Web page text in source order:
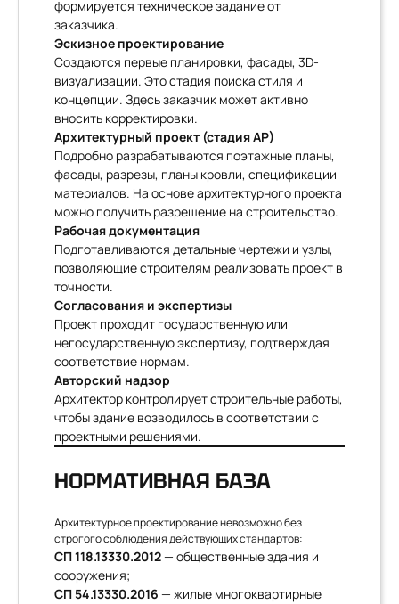
формируется техническое задание от
заказчика.
Эскизное проектирование
Создаются первые планировки, фасады, 3D-
визуализации. Это стадия поиска стиля и
концепции. Здесь заказчик может активно
вносить корректировки.
Архитектурный проект (стадия АР)
Подробно разрабатываются поэтажные планы,
фасады, разрезы, планы кровли, спецификации
материалов. На основе архитектурного проекта
можно получить разрешение на строительство.
Рабочая документация
Подготавливаются детальные чертежи и узлы,
позволяющие строителям реализовать проект в
точности.
Согласования и экспертизы
Проект проходит государственную или
негосударственную экспертизу, подтверждая
соответствие нормам.
Авторский надзор
Архитектор контролирует строительные работы,
чтобы здание возводилось в соответствии с
проектными решениями.
НОРМАТИВНАЯ БАЗА
Архитектурное проектирование невозможно без
строгого соблюдения действующих стандартов:
СП 118.13330.2012— общественные здания и
сооружения;
СП 54.13330.2016 — жилые многоквартирные